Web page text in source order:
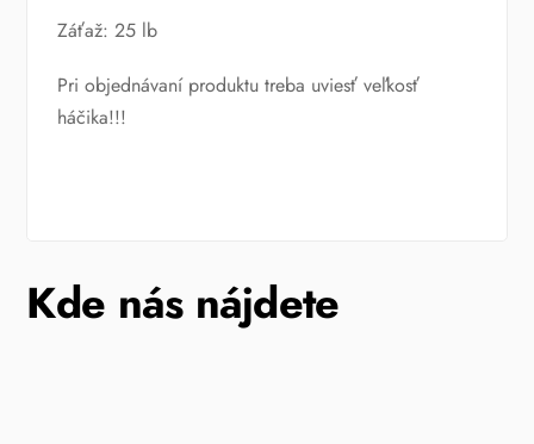
Záťaž: 25 lb
Pri objednávaní produktu treba uviesť veľkosť
háčika!!!
Kde nás nájdete